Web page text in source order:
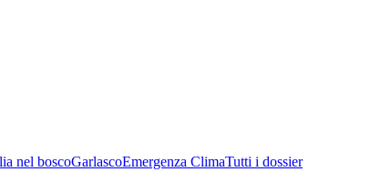
nel boscoGarlascoEmergenza ClimaTutti i dossier